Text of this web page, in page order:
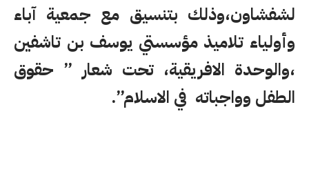
لشفشاون،وذلك بتنسيق مع جمعية آباء
وأولياء تلاميذ مؤسستي يوسف بن تاشفين
،والوحدة الافريقية، تحت شعار ” حقوق
الطفل وواجباته في الاسلام”.